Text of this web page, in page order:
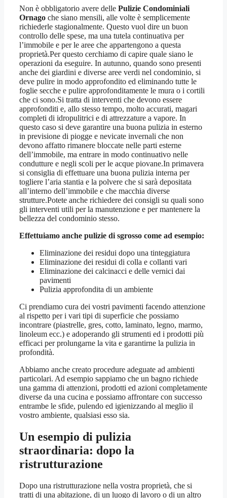
Non è obbligatorio avere delle Pulizie Condominiali
Ornago che siano mensili, alle volte è semplicemente
richiederle stagionalmente. Questo vuol dire un buon
controllo delle spese, ma una tutela continuativa per
l’immobile e per le aree che appartengono a questa
proprietà.Per questo cerchiamo di capire quale siano le
operazioni da eseguire. In autunno, quando sono presenti
anche dei giardini e diverse aree verdi nel condominio, si
deve pulire in modo approfondito ed eliminando tutte le
foglie secche e pulire approfonditamente le mura o i cortili
che ci sono.Si tratta di interventi che devono essere
approfonditi e, allo stesso tempo, molto accurati, magari
completi di idropulitrici e di attrezzature a vapore. In
questo caso si deve garantire una buona pulizia in esterno
in previsione di piogge e nevicate invernali che non
devono affatto rimanere bloccate nelle parti esterne
dell’immobile, ma entrare in modo continuativo nelle
condutture e negli scoli per le acque piovane.In primavera
si consiglia di effettuare una buona pulizia interna per
togliere l’aria stantia e la polvere che si sarà depositata
all’interno dell’immobile e che macchia diverse
strutture.Potete anche richiedere dei consigli su quali sono
gli interventi utili per la manutenzione e per mantenere la
bellezza del condominio stesso.
Effettuiamo anche pulizie di sgrosso come ad esempio:
Eliminazione dei residui dopo una tinteggiatura
Eliminazione dei residui di colla e collanti vari
Eliminazione dei calcinacci e delle vernici dai
pavimenti
Pulizia approfondita di un ambiente
Ci prendiamo cura dei vostri pavimenti facendo attenzione
al rispetto per i vari tipi di superficie che possiamo
incontrare (piastrelle, gres, cotto, laminato, legno, marmo,
linoleum ecc.) e adoperando gli strumenti ed i prodotti più
efficaci per prolungarne la vita e garantirne la pulizia in
profondità.
Abbiamo anche creato procedure adeguate ad ambienti
particolari. Ad esempio sappiamo che un bagno richiede
una gamma di attenzioni, prodotti ed azioni completamente
diverse da una cucina e possiamo affrontare con successo
entrambe le sfide, pulendo ed igienizzando al meglio il
vostro ambiente, qualsiasi esso sia.
Un esempio di pulizia
straordinaria: dopo la
ristrutturazione
Dopo una ristrutturazione nella vostra proprietà, che si
tratti di una abitazione, di un luogo di lavoro o di un altro